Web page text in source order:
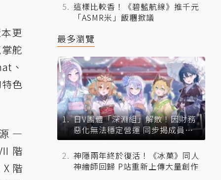
更
舵
、
色
—
階
階
這樣比較香！《碧藍航線》推千元
「ASMR米」飯糰掀議
最多瀏覽
日V團體「深淵組」解散！因財務
惡化無法穩定營運 同步揭成員未
來去向
神隱兩年終於復活！《冰菓》同人
神繪師回歸 P站重新上傳大量創作